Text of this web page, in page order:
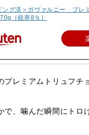
ング済＞ガヴァルニー プレ
［税率8％］
プレミアムトリュフチ
で、噛んだ瞬間にトロ